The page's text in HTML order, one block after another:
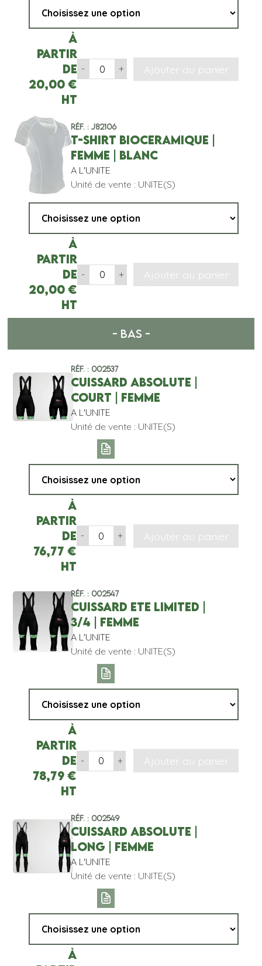
À
partir
de
20,00€
HT
- + Ajouter au panier
Réf. : J82106
T-SHIRT BIOCERAMIQUE |
FEMME | BLANC
A L'UNITE
Unité de vente : UNITE(S)
À
partir
de
20,00€
HT
- + Ajouter au panier
- BAS -
Réf. : 002537
CUISSARD ABSOLUTE |
COURT | FEMME
A L'UNITE
Unité de vente : UNITE(S)
À
partir
de
76,77 €
HT
- + Ajouter au panier
Réf. : 002547
CUISSARD ETE LIMITED |
3/4 | FEMME
A L'UNITE
Unité de vente : UNITE(S)
À
partir
de
78,79 €
HT
- + Ajouter au panier
Réf. : 002549
CUISSARD ABSOLUTE |
LONG | FEMME
A L'UNITE
Unité de vente : UNITE(S)
À